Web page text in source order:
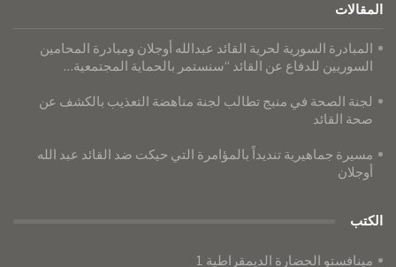
المقالات
المبادرة السورية لحرية القائد عبدالله أوجلان ومبادرة المحامين
السوريين للدفاع عن القائد “سنستمر بالحماية المجتمعية…
لجنة الصحة في منبج تطالب لجنة مناهضة التعذيب بالكشف عن
صحة القائد
مسيرة جماهيرية تنديداً بالمؤامرة التي حيكت ضد القائد عبد الله
أوجلان
الكتب
مينافستو الحضارة الديمقراطية 1